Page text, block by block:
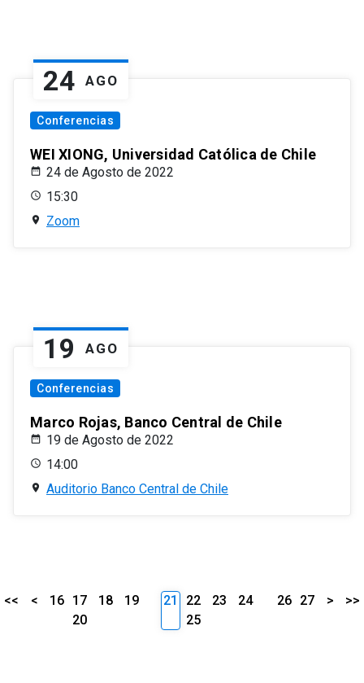
24 AGO
Conferencias
WEI XIONG, Universidad Católica de Chile
24 de Agosto de 2022
15:30
Zoom
19 AGO
Conferencias
Marco Rojas, Banco Central de Chile
19 de Agosto de 2022
14:00
Auditorio Banco Central de Chile
<< < 16 17 18
19
20
21 22 23
24
25
26 27 > >>